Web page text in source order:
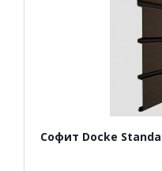
Софит Docke